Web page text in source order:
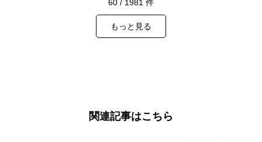
60 / 1981 件
もっと見る
関連記事はこちら